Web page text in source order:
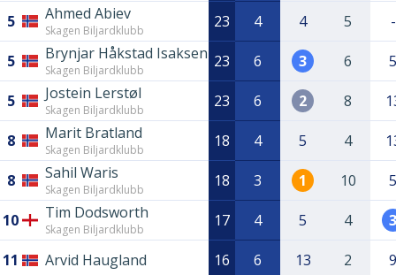
5 Ahmed Abiev
Skagen Biljardklubb 23 4 4 5 -
5 Brynjar Håkstad Isaksen
Skagen Biljardklubb 23 6 3 6 5
5 Jostein Lerstøl
Skagen Biljardklubb 23 6 2 8
8 Marit Bratland
Skagen Biljardklubb 18 4 5 4
8 Sahil Waris
Skagen Biljardklubb 18 3 1 10 5
10 Tim Dodsworth
Skagen Biljardklubb 17 4 5 4 3
11 Arvid Haugland 16 6 13 2 9